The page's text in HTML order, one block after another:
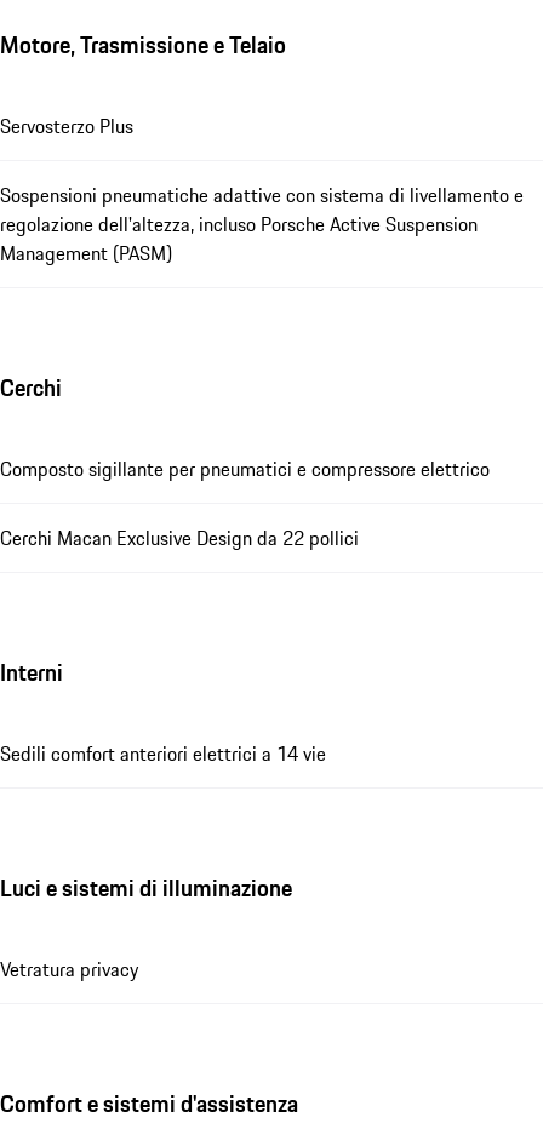
Motore, Trasmissione e Telaio
Servosterzo Plus
Sospensioni pneumatiche adattive con sistema di livellamento e
regolazione dell'altezza, incluso Porsche Active Suspension
Management (PASM)
Cerchi
Composto sigillante per pneumatici e compressore elettrico
Cerchi Macan Exclusive Design da 22 pollici
Interni
Sedili comfort anteriori elettrici a 14 vie
Luci e sistemi di illuminazione
Vetratura privacy
Comfort e sistemi d'assistenza